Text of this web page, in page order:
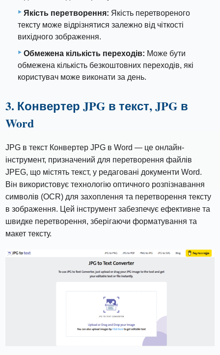
Якість перетворення: Якість перетвореного
тексту може відрізнятися залежно від чіткості
вихідного зображення.
Обмежена кількість переходів: Може бути
обмежена кількість безкоштовних переходів, які
користувач може виконати за день.
3. Конвертер JPG в текст, JPG в
Word
JPG в текст Конвертер JPG в Word — це онлайн-
інструмент, призначений для перетворення файлів
JPEG, що містять текст, у редаговані документи Word.
Він використовує технологію оптичного розпізнавання
символів (OCR) для захоплення та перетворення тексту
в зображення. Цей інструмент забезпечує ефективне та
швидке перетворення, зберігаючи форматування та
макет тексту.